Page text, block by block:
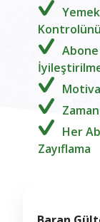
Her
Zayıflama